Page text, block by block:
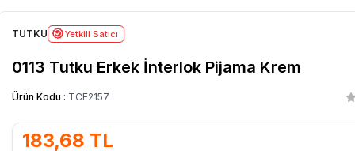
TUTKU Yetkili Satıcı
0113 Tutku Erkek İnterlok Pijama Krem
Ürün Kodu : TCF2157
183,68 TL